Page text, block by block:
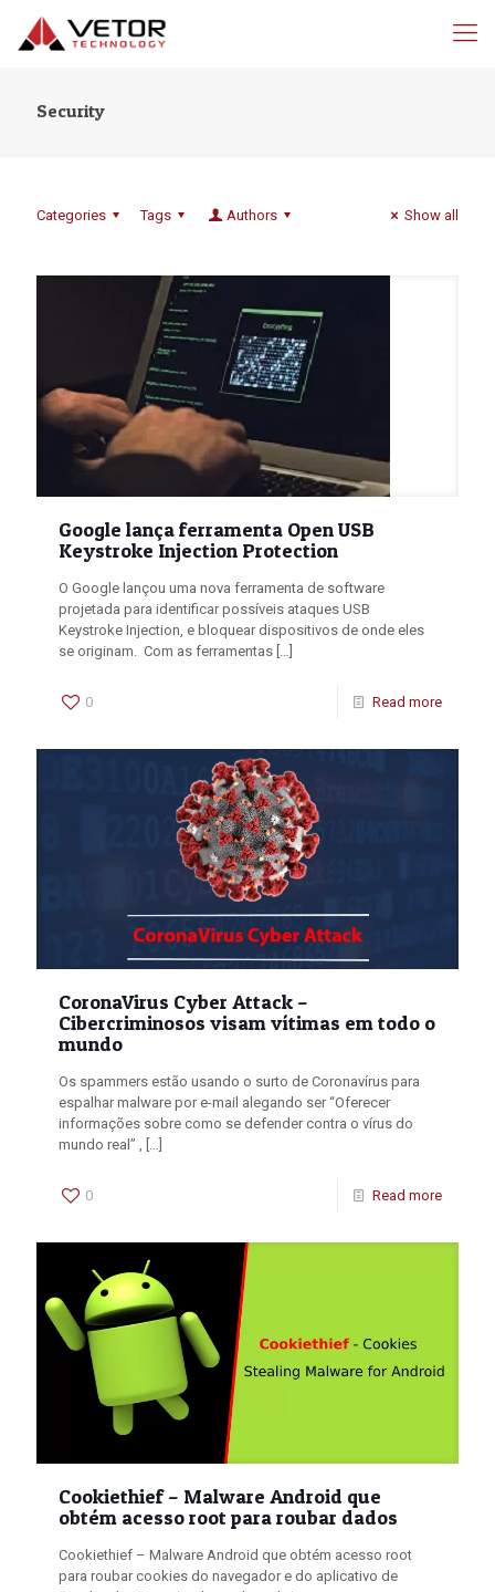
Security
Categories Tags Authors Show all
Google lança ferramenta Open USB
Keystroke Injection Protection
O Google lançou uma nova ferramenta de software
projetada para identificar possíveis ataques USB
Keystroke Injection, e bloquear dispositivos de onde eles
se originam. Com as ferramentas […]
0 Read more
CoronaVirus Cyber Attack –
Cibercriminosos visam vítimas em todo o
mundo
Os spammers estão usando o surto de Coronavírus para
espalhar malware por e-mail alegando ser “Oferecer
informações sobre como se defender contra o vírus do
mundo real” , […]
0 Read more
Cookiethief – Malware Android que
obtém acesso root para roubar dados
Cookiethief – Malware Android que obtém acesso root
para roubar cookies do navegador e do aplicativo de